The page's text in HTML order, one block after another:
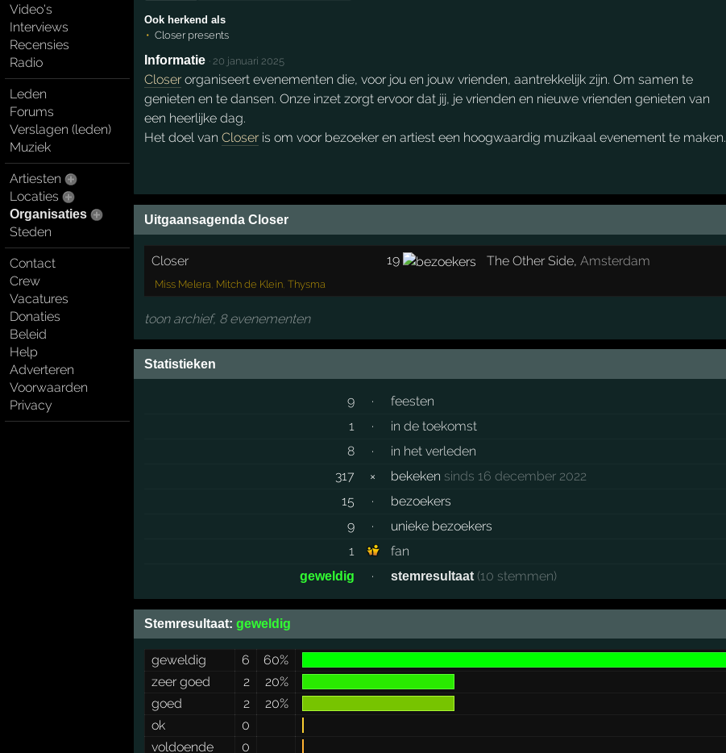
Video's
Interviews
Recensies
Radio
Leden
Forums
Verslagen (leden)
Muziek
Artiesten
Locaties
Organisaties
Steden
Contact
Crew
Vacatures
Donaties
Beleid
Help
Adverteren
Voorwaarden
Privacy
Ook herkend als
Closer presents
Informatie · 20 januari 2025
Closerorganiseert evenementen die, voor jou en jouw vrienden, aantrekkelijk zijn. Om samen te
genieten en te dansen. Onze inzet zorgt ervoor dat jij, je vrienden en nieuwe vrienden genieten van
een heerlijke dag.
Het doel van Closeris om voor bezoeker en artiest een hoogwaardig muzikaal evenement te maken.
Uitgaansagenda Closer
Closer 19 The Other Side, Amsterdam
Miss Melera Mitch de Klein, Thysma
toon archief, 8 evenementen
Statistieken
9 ·
feesten
1
·
in de toekomst
8
·
in het verleden
317
× bekeken sinds 16 december 2022
15
·
bezoekers
9
·
unieke bezoekers
1
fan
geweldig · stemresultaat (10 stemmen)
Stemresultaat: geweldig
geweldig 6
60%
zeer goed
2
20%
goed
2
20%
ok
0
voldoende
0